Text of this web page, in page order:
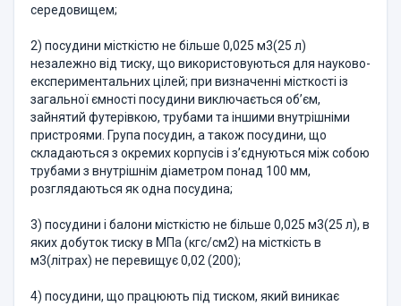
середовищем;
2) посудини місткістю не більше 0,025 м3(25 л)
незалежно від тиску, що використовуються для науково-
експериментальних цілей; при визначенні місткості із
загальної ємності посудини виключається об’єм,
зайнятий футерівкою, трубами та іншими внутрішніми
пристроями. Група посудин, а також посудини, що
складаються з окремих корпусів і з’єднуються між собою
трубами з внут­рішнім діаметром понад 100 мм,
розглядаються як одна посудина;
3) посудини і балони місткістю не більше 0,025 м3(25 л), в
яких добуток тиску в МПа (кгс/см2) на місткість в
м3(літрах) не перевищує 0,02 (200);
4) посудини, що працюють під тиском, який виникає